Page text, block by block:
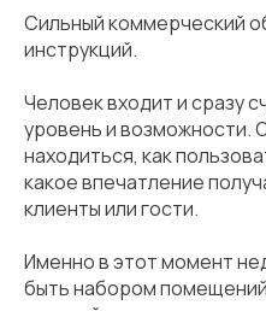
Сильный коммерческий
инструкций.
Человек входит и сразу
уровень и возможности.
находиться, как
какое впечатление
клиенты или гости.
Именно в этот момент
быть набором